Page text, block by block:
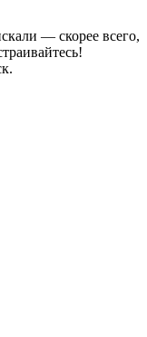
— скорее всего,